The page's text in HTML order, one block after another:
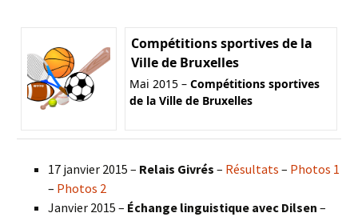
Compétitions sportives de la
Ville de Bruxelles
Mai 2015 – Compétitions sportives
de la Ville de Bruxelles
17 janvier 2015 – Relais Givrés – Résultats – Photos 1
– Photos 2
Janvier 2015 – Échange linguistique avec Dilsen –